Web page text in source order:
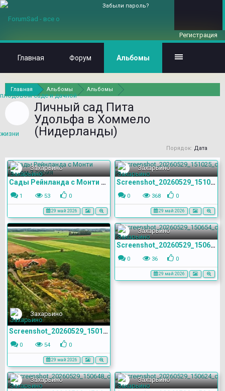
Главная Альбомы Альбомы
Личный сад Пита
Удольфа в Хоммело
(Нидерланды)
Порядок: Дата
Захарьино
Сады Рейнланда с Монти Доном 3 серия
1 53 0
29 май 2026
Захарьино
Screenshot_20260529_151025_com.yandex.browser
0 368 0
29 май 2026
Захарьино
Screenshot_20260529_150110_com.yandex.browser
0 54 0
29 май 2026
Захарьино
Screenshot_20260529_150654_com.yandex.browser
0 36 0
29 май 2026
Захарьино Захарьино
Забыли пароль?
Регистрация
Главная Форум Альбомы